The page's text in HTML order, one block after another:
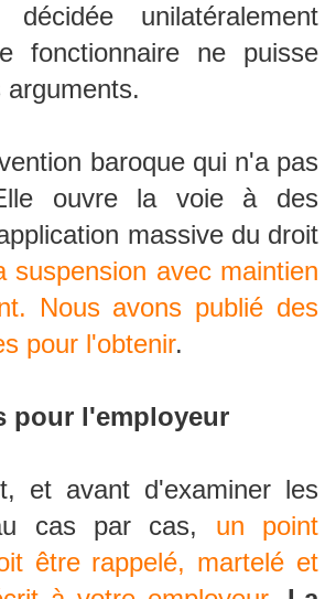
unilatéralement
fonctionnaire ne puisse
arguments.
baroque qui n'a pas
ouvre la voie à des
massive du droit
suspension avec maintien
Nous avons publié des
pour l'obtenir.
pour l'employeur
et avant d'examiner les
cas par cas, un point
être rappelé, martelé et